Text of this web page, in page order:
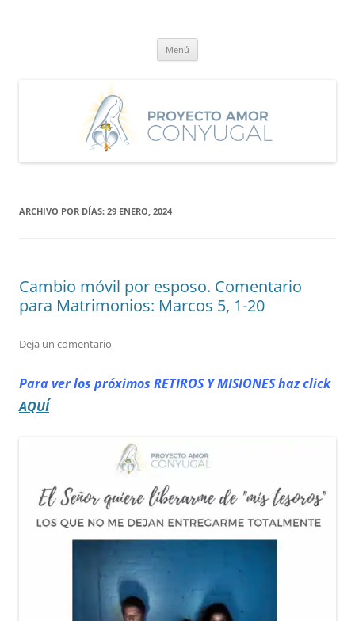
Menú
ARCHIVO POR DÍAS: 29 ENERO, 2024
Cambio móvil por esposo. Comentario
para Matrimonios: Marcos 5, 1-20
Deja un comentario
Para ver los próximos RETIROSY MISIONES haz click
AQUÍ